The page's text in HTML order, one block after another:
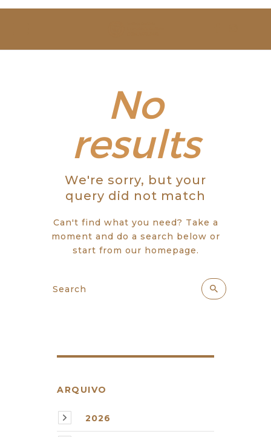
ESTUDAR
NOTÍCIAS
GALERIA
CONTACTOS
No
results
We're sorry, but your
query did not match
Can't find what you need? Take a
moment and do a search below or
start from our homepage.
ARQUIVO
2026